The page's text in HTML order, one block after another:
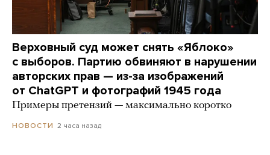
Верховный суд может снять «Яблоко»
с выборов. Партию обвиняют в нарушении
авторских прав — из-за изображений
от ChatGPT и фотографий 1945 года
Примеры претензий — максимально коротко
НОВОСТИ 2 часа назад